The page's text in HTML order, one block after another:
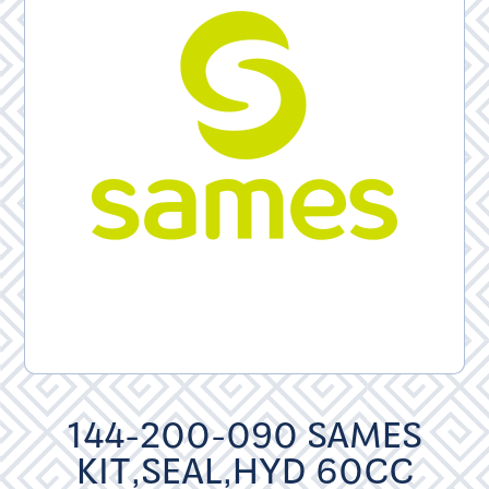
144-200-090 SAMES
KIT,SEAL,HYD 60CC